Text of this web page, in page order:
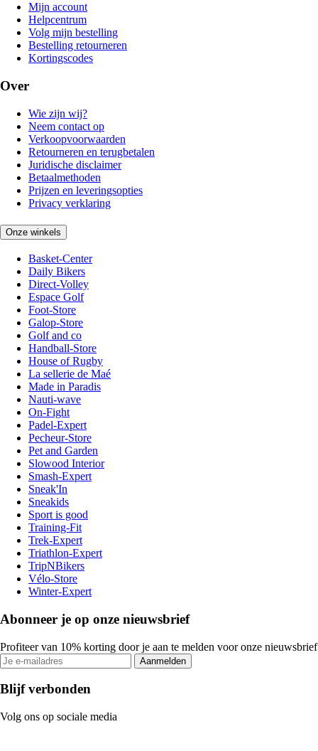
Mijn account
Helpcentrum
Volg mijn bestelling
Bestelling retourneren
Kortingscodes
Over
Wie zijn wij?
Neem contact op
Verkoopvoorwaarden
Retourneren en terugbetalen
Juridische disclaimer
Betaalmethoden
Prijzen en leveringsopties
Privacy verklaring
Onze winkels
Basket-Center
Daily Bikers
Direct-Volley
Espace Golf
Foot-Store
Galop-Store
Golf and co
Handball-Store
House of Rugby
La sellerie de Maé
Made in Paradis
Nauti-wave
On-Fight
Padel-Expert
Pecheur-Store
Pet and Garden
Slowood Interior
Smash-Expert
Sneak'In
Sneakids
Sport is good
Training-Fit
Trek-Expert
Triathlon-Expert
TripNBikers
Vélo-Store
Winter-Expert
Abonneer je op onze nieuwsbrief
Profiteer van 10% korting door je aan te melden voor onze nieuwsbrief
Aanmelden
Blijf verbonden
Volg ons op sociale media